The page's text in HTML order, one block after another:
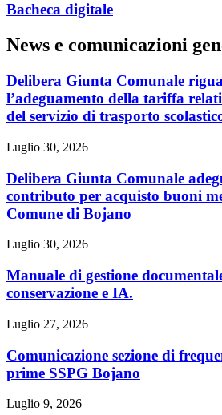
Bacheca digitale
News e comunicazioni
Delibera Giunta Comunale
l’adeguamento della tariffa
del servizio di trasporto
Luglio 30, 2026
Delibera Giunta Comunale
contributo per acquisto buoni
Comune di Bojano
Luglio 30, 2026
Manuale di gestione
conservazione e IA.
Luglio 27, 2026
Comunicazione sezione di
prime SSPG Bojano
Luglio 9, 2026